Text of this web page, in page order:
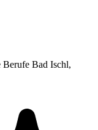
Berufe Bad Ischl,